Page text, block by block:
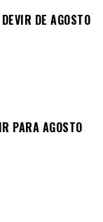
DE AGOSTO
PARA AGOSTO